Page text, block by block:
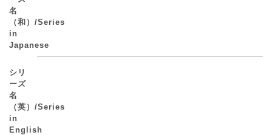
名
（和）/Series
in
Japanese
シリ
ーズ
名
（英）/Series
in
English